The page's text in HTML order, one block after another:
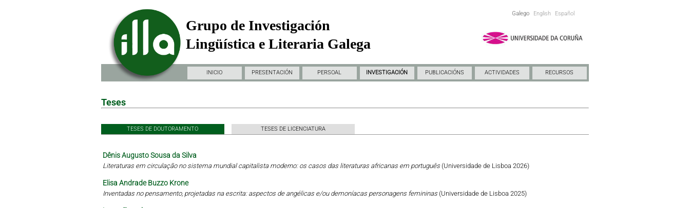
Galego English Español
Grupo de Investigación
Lingüística e Literaria Galega
INICIO PRESENTACIÓN PERSOAL INVESTIGACIÓN PUBLICACIÓNS ACTIVIDADES RECURSOS
Teses
TESES DE DOUTORAMENTO TESES DE LICENCIATURA
Dênis Augusto Sousa da Silva
Literaturas em circulação no sistema mundial capitalista moderno: os casos das literaturas africanas em português (Universidade de Lisboa 2026)
Elisa Andrade Buzzo Krone
Inventadas no pensamento, projetadas na escrita: aspectos de angélicas e/ou demoníacas personagens femininas (Universidade de Lisboa 2025)